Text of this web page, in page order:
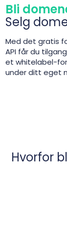
Bli
Selg
Med det gratis
API får du
et whitelabel-
under ditt eget
Hvorfor